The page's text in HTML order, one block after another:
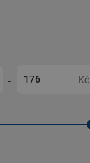
- Kč